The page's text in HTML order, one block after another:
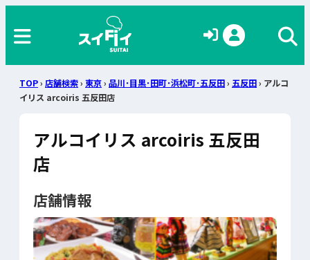
TOP› 店舗検索› 東京› 品川･目黒･田町･浜松町･五反田› 五反田› アルコ
イリス arcoiris 五反田店
アルコイリス arcoiris 五反田
店
店舗情報